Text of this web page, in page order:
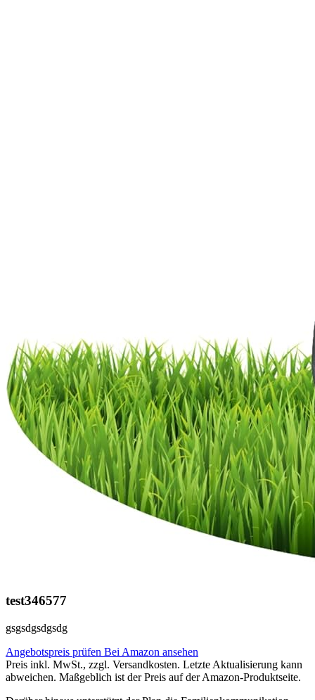
test346577
gsgsdgsdgsdg
Angebotspreis prüfen Bei Amazon ansehen
Preis inkl. MwSt., zzgl. Versandkosten. Letzte Aktualisierung kann
abweichen. Maßgeblich ist der Preis auf der Amazon-Produktseite.